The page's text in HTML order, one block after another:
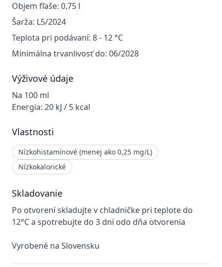
Objem fľaše: 0,75 l
Šarža: L5/2024
Teplota pri podávaní: 8 - 12 °C
Minimálna trvanlivosť do: 06/2028
Výživové údaje
Na 100 ml
Energia: 20 kJ / 5 kcal
Vlastnosti
Nízkohistamínové (menej ako 0,25 mg/L)
Nízkokalorické
Skladovanie
Po otvorení skladujte v chladničke pri teplote do
12°C a spotrebujte do 3 dní odo dňa otvorenia
Vyrobené na Slovensku